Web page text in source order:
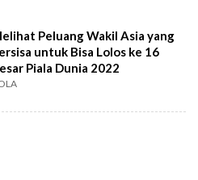
Peluang Wakil Asia yang
untuk Bisa Lolos ke 16
Piala Dunia 2022